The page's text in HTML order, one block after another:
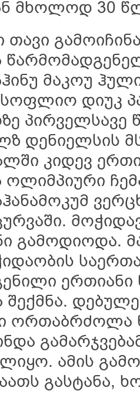
მხოლოდ 30
მაკოუ
დიუკ
პირველსავე
დენიელსის
კიდევ
გამოდიოდა.
ერთიანი
ორთაბრძოლა
ამის
გასტანა,